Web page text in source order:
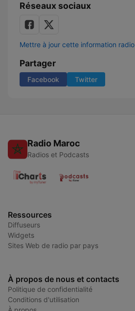
Réseaux sociaux
Mettre à jour cette information radio
Partager
Facebook Twitter
Radio Maroc
Radios et Podcasts
Ressources
Diffuseurs
Widgets
Sites Web de radio par pays
À propos de nous et contacts
Politique de confidentialité
Conditions d'utilisation